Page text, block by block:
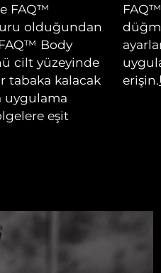
FAQ™
olduğundan
Body
cilt yüzeyinde
tabaka kalacak
uygulama
eşit
FAQ™
erişin.